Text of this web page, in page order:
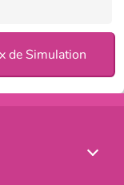
de Simulation